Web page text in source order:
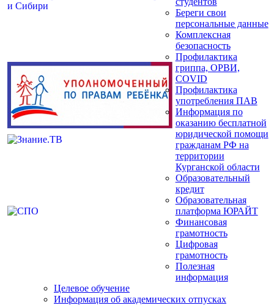
Береги свои
персональные данные
Комплексная
безопасность
Профилактика
гриппа, ОРВИ,
COVID
Профилактика
употребления ПАВ
Информация по
оказанию бесплатной
юридической помощи
гражданам РФ на
территории
Курганской области
Образовательный
кредит
Образовательная
платформа ЮРАЙТ
Финансовая
грамотность
Цифровая
грамотность
Полезная
информация
Целевое обучение
Информация об академических отпусках